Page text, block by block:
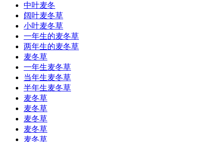
中叶麦冬
阔叶麦冬草
小叶麦冬草
一年生的麦冬草
两年生的麦冬草
麦冬草
一年生麦冬草
当年生麦冬草
半年生麦冬草
麦冬草
麦冬草
麦冬草
麦冬草
麦冬草